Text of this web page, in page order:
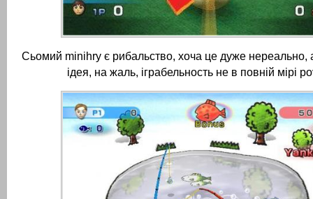
Сьомий minihry є рибальство, хоча це дуже нереально,
ідея, на жаль, іграбельность не в повній мірі